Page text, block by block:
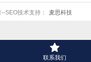
SEO技术支持： 麦思科技

联系我们